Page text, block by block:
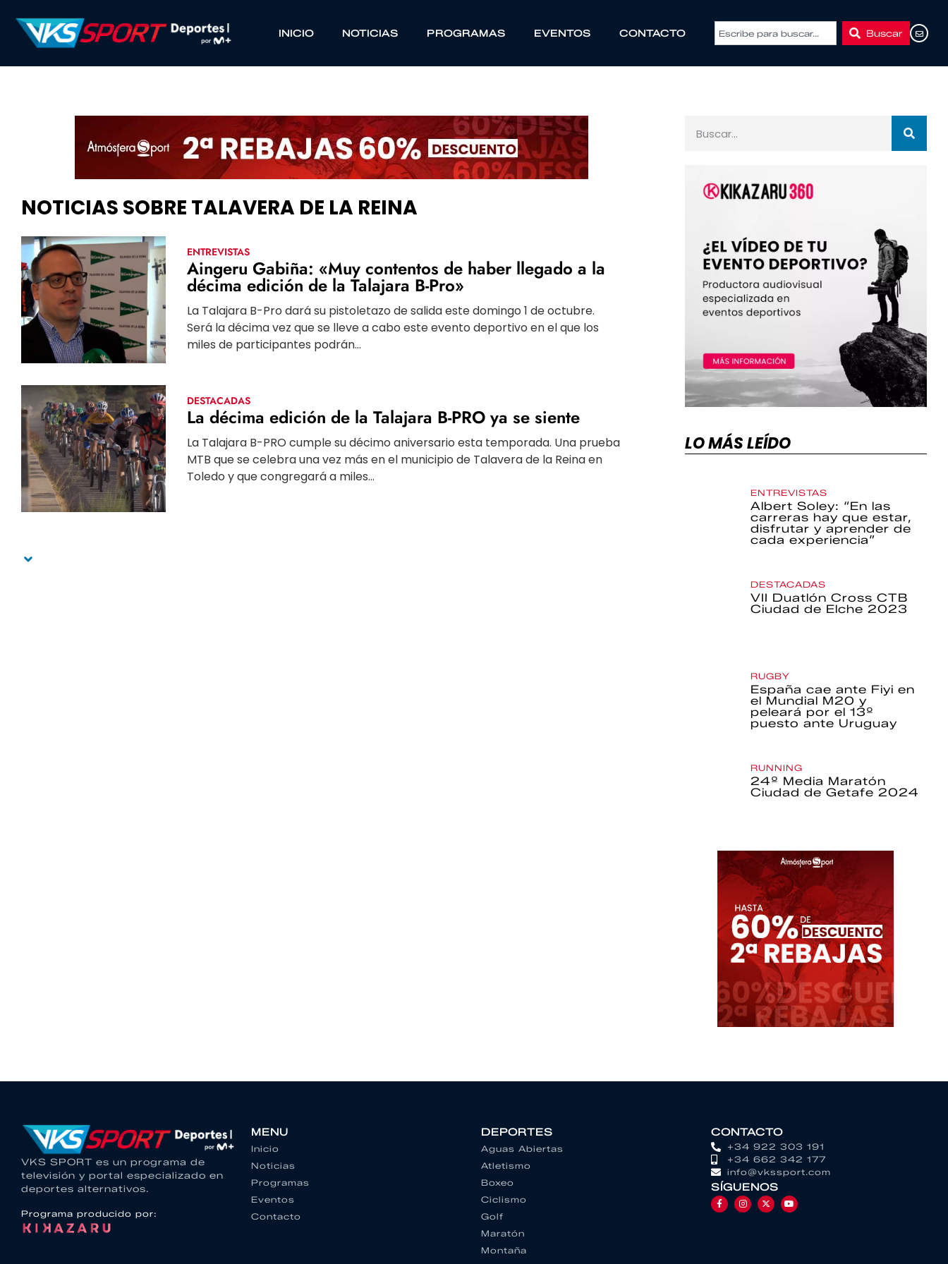
INICIO NOTICIAS PROGRAMAS EVENTOS CONTACTO Buscar
NOTICIAS SOBRE TALAVERA DE LA REINA
ENTREVISTAS
Aingeru Gabiña: «Muy contentos de haber llegado a la
décima edición de la Talajara B-Pro»
La Talajara B-Pro dará su pistoletazo de salida este domingo 1 de octubre.
Será la décima vez que se lleve a cabo este evento deportivo en el que los
miles de participantes podrán...
DESTACADAS
La décima edición de la Talajara B-PRO ya se siente
La Talajara B-PRO cumple su décimo aniversario esta temporada. Una prueba
MTB que se celebra una vez más en el municipio de Talavera de la Reina en
Toledo y que congregará a miles...
LO MÁS LEÍDO
ENTREVISTAS
Albert Soley: “En las
carreras hay que estar,
disfrutar y aprender de
cada experiencia”
DESTACADAS
VII Duatlón Cross CTB
Ciudad de Elche 2023
RUGBY
España cae ante Fiyi en
el Mundial M20 y
peleará por el 13º
puesto ante Uruguay
RUNNING
24º Media Maratón
Ciudad de Getafe 2024
VKS SPORT es un programa de
televisión y portal especializado en
deportes alternativos.
Programa producido por:
MENU
Inicio
Noticias
Programas
Eventos
Contacto
DEPORTES
Aguas Abiertas
Atletismo
Boxeo
Ciclismo
Golf
Maratón
Montaña
CONTACTO
+34 922 303 191
+34 662 342 177
info@vkssport.com
SÍGUENOS